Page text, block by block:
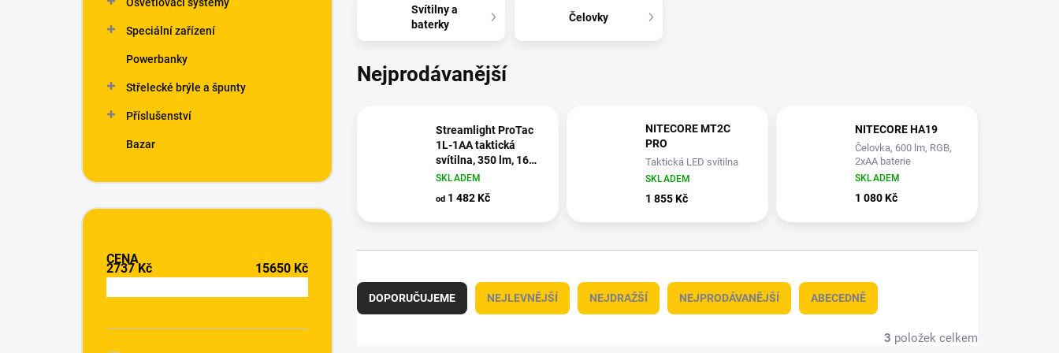
Speciální zařízení
Powerbanky
Střelecké brýle a špunty
Příslušenství
Bazar
CENA
2737Kč 15650 Kč
Svítilny a
baterky
Čelovky
Nejprodávanější
Streamlight ProTac
1L-1AA taktická
svítilna, 350 lm, 160
m
SKLADEM
od 1 482 Kč
NITECORE MT2C
PRO
Taktická LED svítilna
1800lm, 1x18650,
SKLADEM
1 855 Kč
NITECORE HA19
Čelovka, 600 lm, RGB,
2xAA baterie
SKLADEM
1 080 Kč
a
z
DOPORUČUJEME NEJLEVNĚJŠÍ NEJDRAŽŠÍ NEJPRODÁVANĚJŠÍ ABECEDNĚ
3 položek celkem